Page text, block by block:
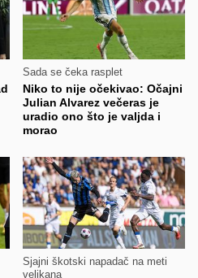
Sada se čeka rasplet
Niko to nije očekivao: Očajni
Julian Alvarez večeras je
uradio ono što je valjda i
morao
Sjajni škotski napadač na meti
velikana